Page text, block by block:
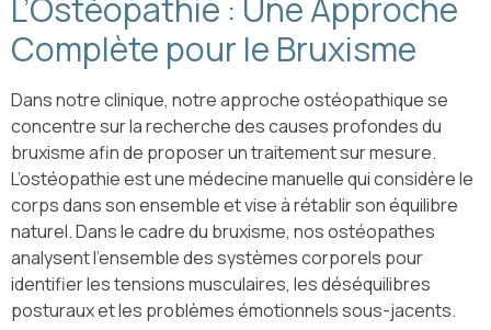
L’Ostéopathie : Une Approche
Complète pour le Bruxisme
Dans notre clinique, notre approche ostéopathique se
concentre sur la recherche des causes profondes du
bruxisme afin de proposer un traitement sur mesure.
L’ostéopathie est une médecine manuelle qui considère le
corps dans son ensemble et vise à rétablir son équilibre
naturel. Dans le cadre du bruxisme, nos ostéopathes
analysent l’ensemble des systèmes corporels pour
identifier les tensions musculaires, les déséquilibres
posturaux et les problèmes émotionnels sous-jacents.